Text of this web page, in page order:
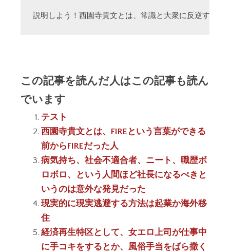
説明しよう！西園寺貴文とは、常識と大衆に反逆する
この記事を読んだ人はこの記事も読ん
でいます
テスト
西園寺貴文とは、FIREという言葉ができる
前からFIREだった人
病気持ち、社会不適合者、ニート、職歴ボ
ロボロ、という人間ほど社長になるべきと
いうのは意外な発見だった
現実的に現実逃避する方法は起業か海外移
住
経済再生特区として、女エロ上司が仕事中
に手コキをするとか、風俗手当をばら撒く